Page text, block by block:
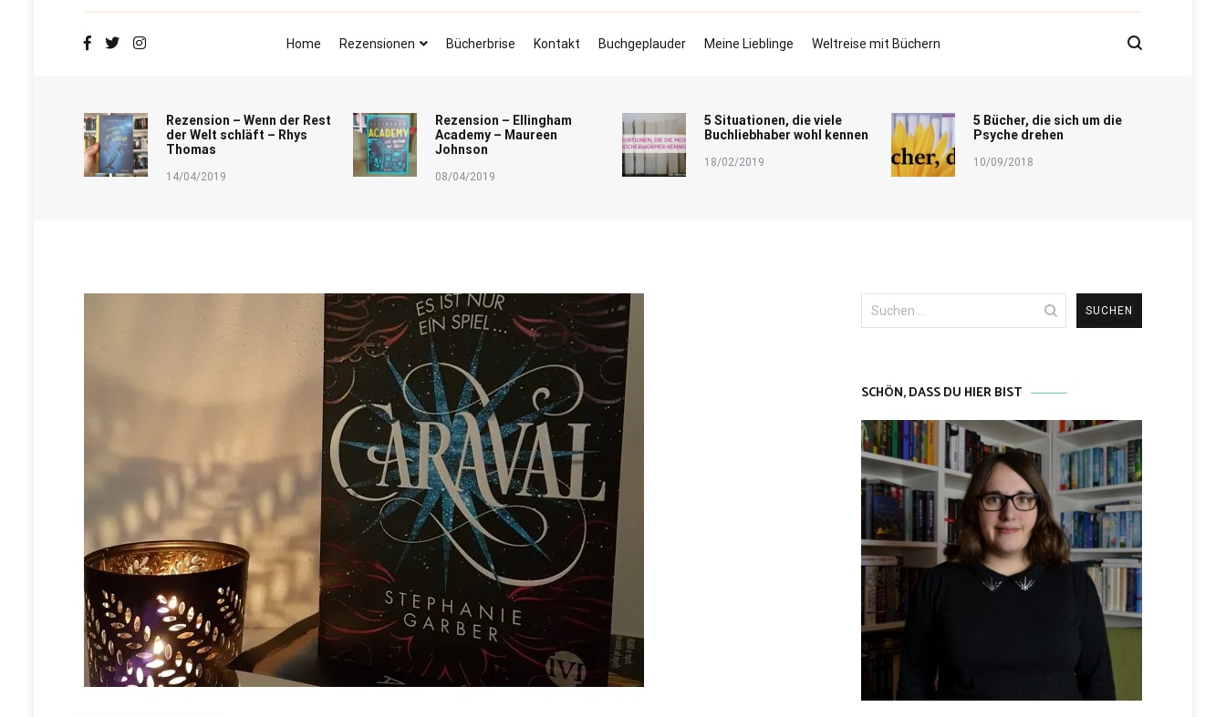
Home
Rezensionen Bücherbrise Kontakt Buchgeplauder Meine Lieblinge Weltreise mit Büchern
Rezension – Wenn der Rest
der Welt schläft – Rhys
Thomas
14/04/2019
Rezension – Ellingham
Academy – Maureen
Johnson
08/04/2019
5 Situationen, die viele
Buchliebhaber wohl kennen
18/02/2019
5 Bücher, die sich um die
Psyche drehen
10/09/2018
Suchen
nach:
SCHÖN, DASS DU HIER BIST